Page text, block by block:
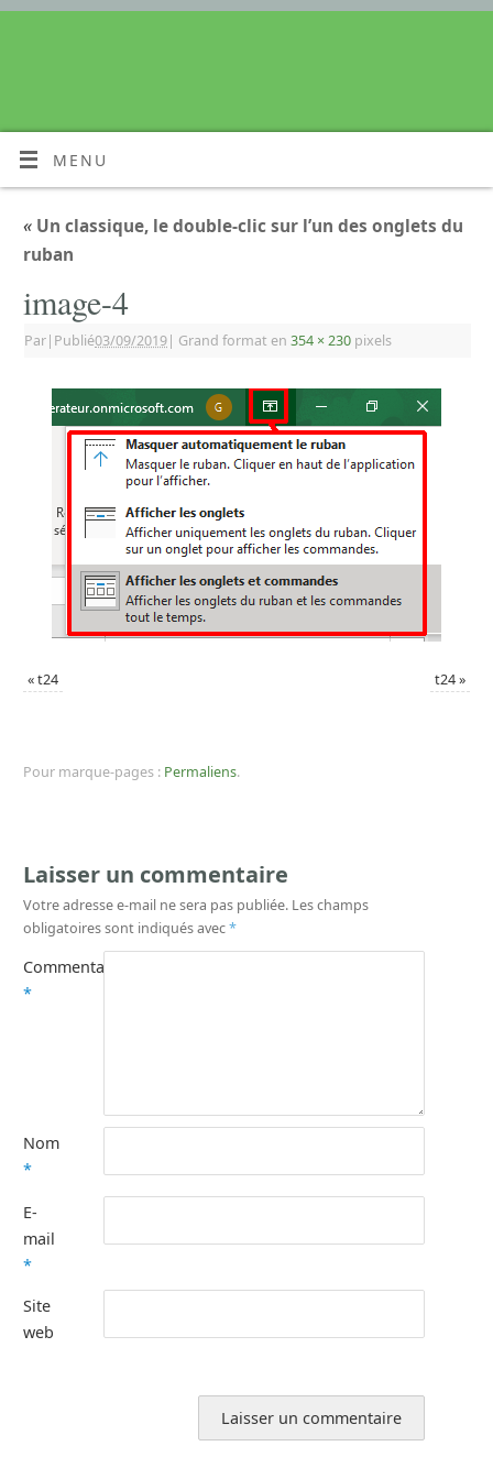
MENU
« Un classique, le double-clic sur l’un des onglets du
ruban
image-4
Par| Publié03/09/2019| Grand format en 354 × 230 pixels
«t24 t24»
Pour marque-pages : Permaliens.
Laisser un commentaire
Votre adresse e-mail ne sera pas publiée. Les champs
obligatoires sont indiqués avec*
Commentaire
*
Nom
*
E-
mail
*
Site
web